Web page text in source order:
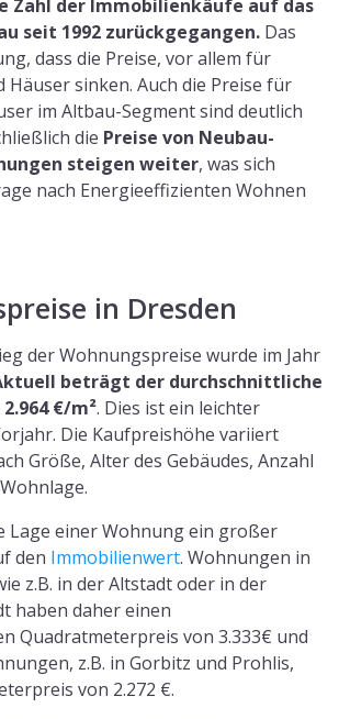
Zahl der Immobilienkäufe auf das
seit 1992 zurückgegangen. Das
dass die Preise, vor allem für
Häuser sinken. Auch die Preise für
im Altbau-Segment sind deutlich
die Preise von Neubau-
steigen weiter, was sich
nach Energieeffizienten Wohnen
in Dresden
der Wohnungspreise wurde im Jahr
beträgt der durchschnittliche
Wohnungspreis 2.964 €/m². Dies ist ein leichter
Die Kaufpreishöhe variiert
Größe, Alter des Gebäudes, Anzahl
Lage einer Wohnung ein großer
den Immobilienwert. Wohnungen in
z.B. in der Altstadt oder in der
haben daher einen
Quadratmeterpreis von 3.333€ und
z.B. in Gorbitz und Prohlis,
von 2.272 €.